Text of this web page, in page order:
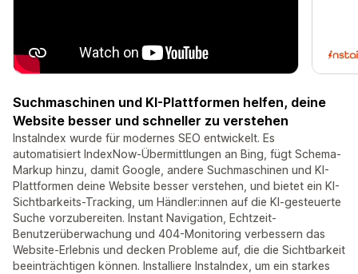
Suchmaschinen und KI-Plattformen helfen, deine
Website besser und schneller zu verstehen
InstaIndex wurde für modernes SEO entwickelt. Es
automatisiert IndexNow-Übermittlungen an Bing, fügt Schema-
Markup hinzu, damit Google, andere Suchmaschinen und KI-
Plattformen deine Website besser verstehen, und bietet ein KI-
Sichtbarkeits-Tracking, um Händler:innen auf die KI-gesteuerte
Suche vorzubereiten. Instant Navigation, Echtzeit-
Benutzerüberwachung und 404-Monitoring verbessern das
Website-Erlebnis und decken Probleme auf, die die Sichtbarkeit
beeinträchtigen können. Installiere InstaIndex, um ein starkes